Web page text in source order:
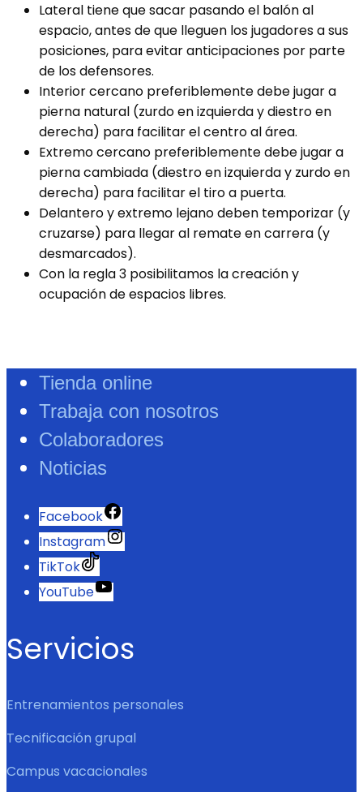
Lateral tiene que sacar pasando el balón al
espacio, antes de que lleguen los jugadores a sus
posiciones, para evitar anticipaciones por parte
de los defensores.
Interior cercano preferiblemente debe jugar a
pierna natural (zurdo en izquierda y diestro en
derecha) para facilitar el centro al área.
Extremo cercano preferiblemente debe jugar a
pierna cambiada (diestro en izquierda y zurdo en
derecha) para facilitar el tiro a puerta.
Delantero y extremo lejano deben temporizar (y
cruzarse) para llegar al remate en carrera (y
desmarcados).
Con la regla 3 posibilitamos la creación y
ocupación de espacios libres.
Tienda online
Trabaja con nosotros
Colaboradores
Noticias
Facebook
Instagram
TikTok
YouTube
Servicios
Entrenamientos personales
Tecnificación grupal
Campus vacacionales